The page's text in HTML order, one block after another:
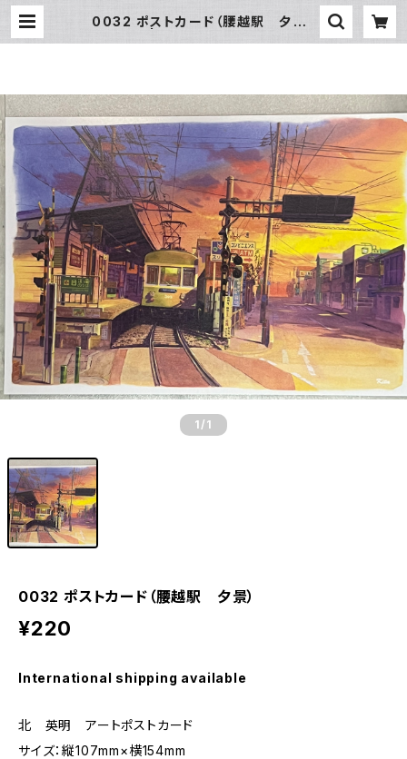
0032 ポストカード（腰越駅 夕景）
1 /1
0032 ポストカード（腰越駅 夕景）
¥220
International shipping available
北 英明 アートポストカード
サイズ：縦107mm×横154mm